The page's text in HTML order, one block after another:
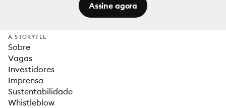
Assine agora
A STORYTEL
Sobre
Vagas
Investidores
Imprensa
Sustentabilidade
Whistleblow